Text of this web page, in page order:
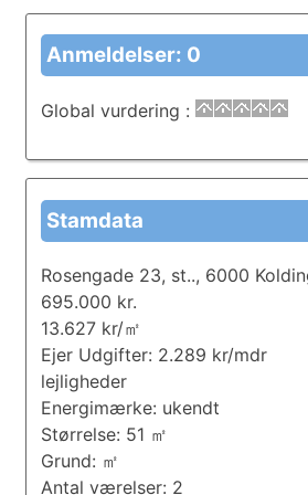
Anmeldelser: 0
Global vurdering :
Stamdata
Rosengade 23, st.., 6000
695.000 kr.
13.627 kr/㎡
Ejer Udgifter: 2.289 kr/mdr
lejligheder
Energimærke: ukendt
Størrelse: 51 ㎡
Grund: ㎡
Antal værelser: 2